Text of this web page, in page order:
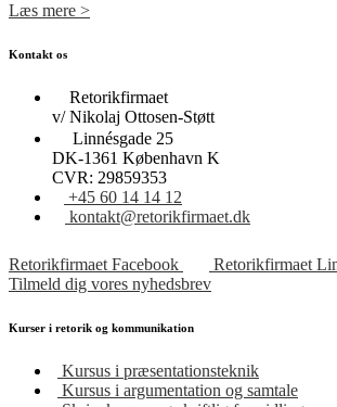
Læs mere >
Kontakt os
Retorikfirmaet
v/ Nikolaj Ottosen-Støtt
Linnésgade 25
DK-1361 København K
CVR: 29859353
+45 60 14 14 12
kontakt@retorikfirmaet.dk
Retorikfirmaet Facebook
Retorikfirmaet
Tilmeld dig vores nyhedsbrev
Kurser i retorik og kommunikation
Kursus i præsentationsteknik
Kursus i argumentation og samtale